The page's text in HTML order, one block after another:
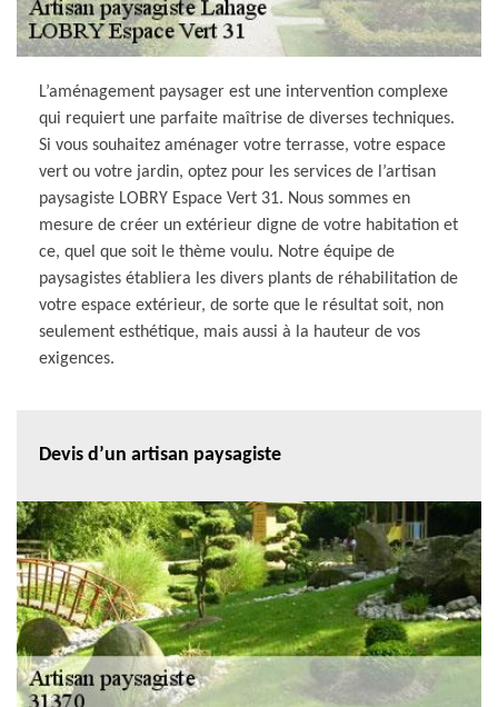
L’aménagement paysager est une intervention complexe
qui requiert une parfaite maîtrise de diverses techniques.
Si vous souhaitez aménager votre terrasse, votre espace
vert ou votre jardin, optez pour les services de l’artisan
paysagiste LOBRY Espace Vert 31. Nous sommes en
mesure de créer un extérieur digne de votre habitation et
ce, quel que soit le thème voulu. Notre équipe de
paysagistes établiera les divers plants de réhabilitation de
votre espace extérieur, de sorte que le résultat soit, non
seulement esthétique, mais aussi à la hauteur de vos
exigences.
Devis d’un artisan paysagiste